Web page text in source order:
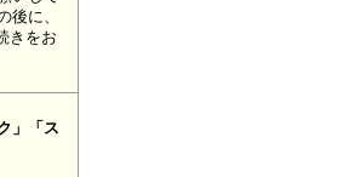
後に、
きをお
」「ス